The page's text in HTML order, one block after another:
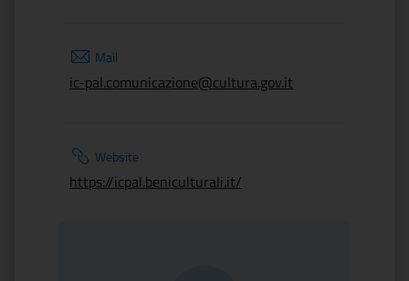
Mail
ic-pal.comunicazione@cultura.gov.it
Website
https://icpal.beniculturali.it/